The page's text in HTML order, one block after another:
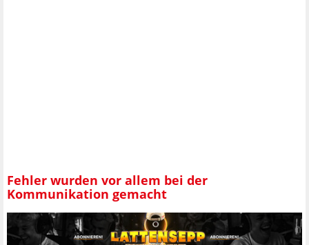
Fehler wurden vor allem bei der
Kommunikation gemacht